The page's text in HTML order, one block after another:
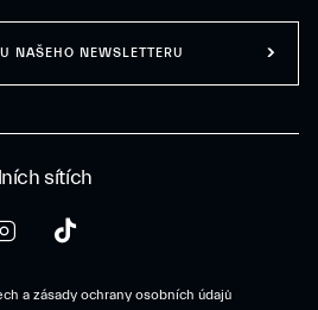
sítích
a zásady ochrany osobních údajů
NAŠEHO NEWSLETTERU